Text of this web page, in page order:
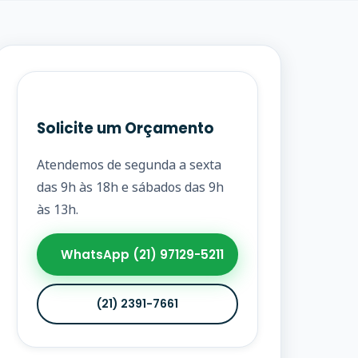
Solicite um Orçamento
Atendemos de segunda a sexta
das 9h às 18h e sábados das 9h
às 13h.
WhatsApp (21) 97129-5211
(21) 2391-7661